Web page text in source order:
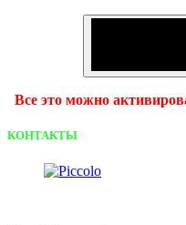
Все это можно
КОНТАКТЫ